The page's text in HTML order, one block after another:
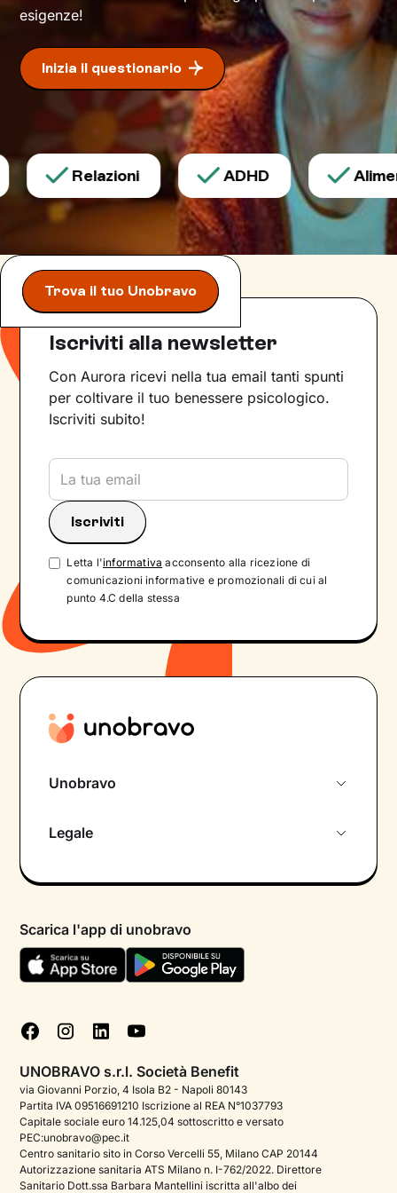
esigenze!
Inizia il questionario
Relazioni ADHD
Trova il tuo Unobravo
Iscriviti alla newsletter
Con Aurora ricevi nella tua email tanti spunti
per coltivare il tuo benessere psicologico.
Iscriviti subito!
Letta l'informativa acconsento alla ricezione di
comunicazioni informative e promozionali di cui al
punto 4.C della stessa
Unobravo
Psicologo in chat
Aiuto urgente
FAQ
Podcast di psicologia
Corporate
Psicologo italiano all'estero
Sala stampa
Legale
Termini e condizioni
Informativa Privacy
Cookie policy
Gestisci cookie
Scarica l'app di unobravo
UNOBRAVO s.r.l. Società Benefit
via Giovanni Porzio, 4 Isola B2 - Napoli 80143
Partita IVA 09516691210 Iscrizione al REA N°1037793
Capitale sociale euro 14.125,04 sottoscritto e versato
PEC:unobravo@pec.it
Centro sanitario sito in Corso Vercelli 55, Milano CAP 20144
Autorizzazione sanitaria ATS Milano n. I-762/2022. Direttore
Sanitario Dott.ssa Barbara Mantellini iscritta all'albo dei